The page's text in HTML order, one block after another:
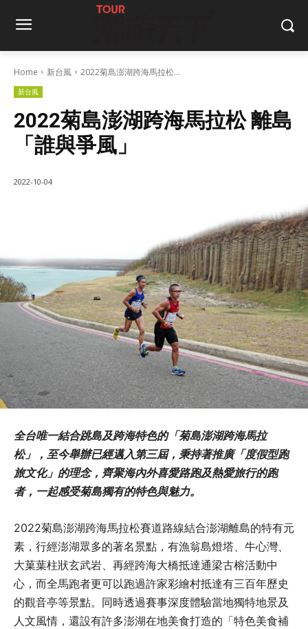
Home 新台風 2022菊島澎湖跨海馬拉松...
新台風
2022菊島澎湖跨海馬拉松 離島
「誰與爭風」
2022-10-04
全台唯一結合跳島及跨海特色的「菊島澎湖跨海馬拉
松」，至今舉辦已經邁入第三屆，秉持著推廣「度假型跑
旅文化」的理念，齊聚海內外喜愛路跑及熱愛旅行的跑
者，一起感受菊島獨有的特色與魅力。
2022菊島澎湖跨海馬拉松賽道路線結合澎湖離島的特有元
素，行經澎湖眾多的著名景點，有漁翁島燈塔、牛心灣、
大菓葉柱狀玄武岩、再經跨海大橋抵達通梁古榕活動中
心，而全馬跑者更可以跑過許家彩繪村抵達有三百年歷史
的觀音亭等景點。同時透過賽事深度體驗當地獨特地景及
人文風情，還設有許多澎湖在地美食打造的「特色美食補